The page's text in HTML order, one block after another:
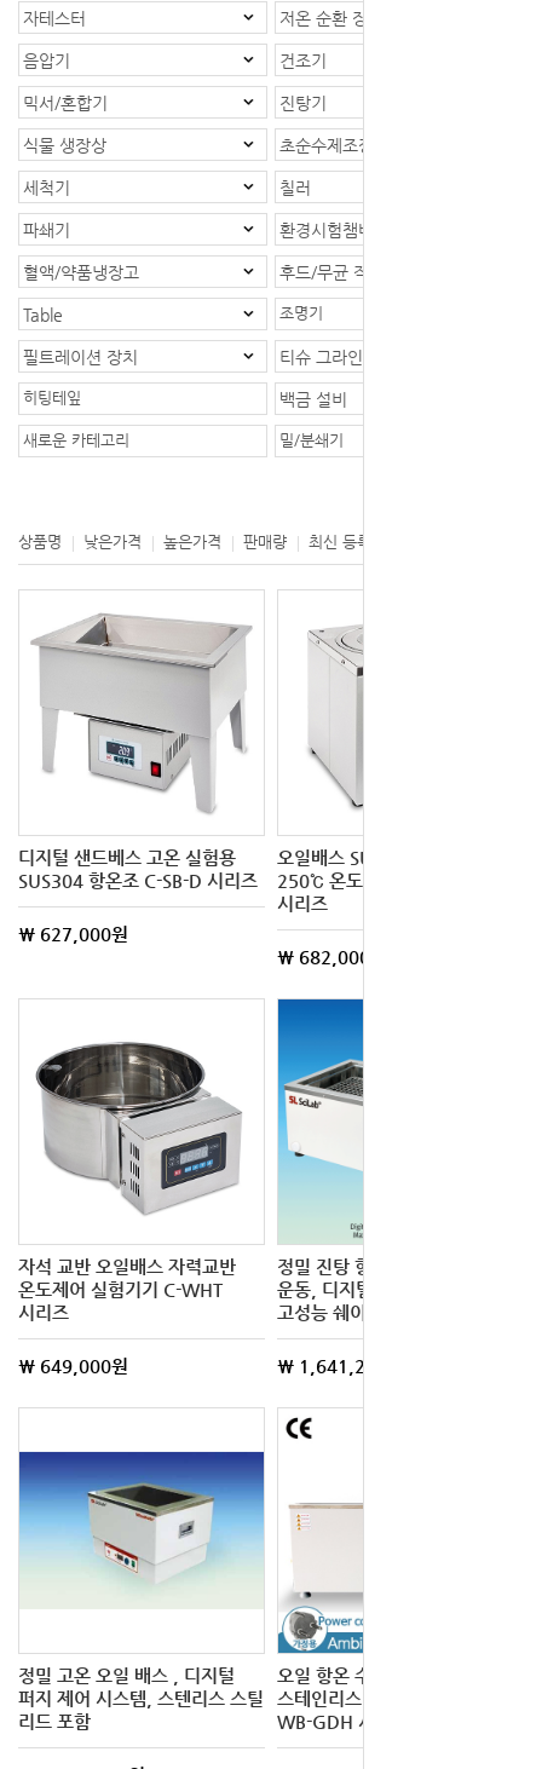
자테스터 저온 순환 장치
음압기 건조기
믹서/혼합기 진탕기
식물 생장상 초순수제조장치
세척기 칠러
파쇄기 환경시험챔버
혈액/약품냉장고 후드/무균 작업대
Table 조명기
필트레이션 장치 티슈 그라인더
히팅테잎 백금 설비
새로운 카테고리 밀/분쇄기
상품명 낮은가격 높은가격 판매량 최신 등록
디지털 샌드베스 고온 실험용
SUS304 항온조 C-SB-D 시리즈
\ 627,000원
오일배스 SUS304 내식성 고온
250℃ 온도 정밀형 C-WHT
시리즈
\ 682,000원
자석 교반 오일배스 자력교반
온도제어 실험기기 C-WHT
시리즈
\ 649,000원
정밀 진탕 항온수조, 왕복 진탕
운동, 디지털 피드백 제어,
고성능 쉐이킹 엔진 탑재
\ 1,641,200원
정밀 고온 오일 배스 , 디지털
퍼지 제어 시스템, 스텐리스 스틸
리드 포함
오일 항온 수조 고온용
스테인리스 디지털 오일배스 SH-
WB-GDH 시리즈